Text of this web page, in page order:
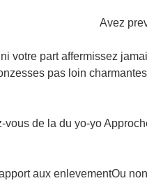
Avez
votre part affermissez
pas loin
vous de la du yo-yo
rapport aux enlevementOu